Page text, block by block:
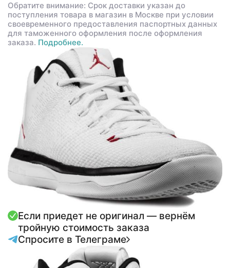
Обратите внимание: Срок доставки указан до
поступления товара в магазин в Москве при условии
своевременного предоставления паспортных данных
для таможенного оформления после оформления
заказа. Подробнее.
Если приедет не оригинал — вернём
тройную стоимость заказа
Спросите в Телеграме